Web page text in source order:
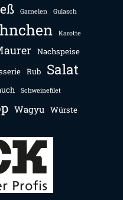
Garnelen Gulasch
Karotte
Nachspeise
Rub Salat
Schweinefilet
Wagyu Würste